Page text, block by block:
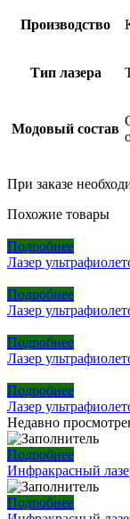
Производство
Тип лазера
Модовый состав
При заказе
Похожие товары
Подробнее
Лазер
Подробнее
Лазер
Подробнее
Лазер
Подробнее
Лазер
Недавно
Подробнее
Инфракрасный
Подробнее